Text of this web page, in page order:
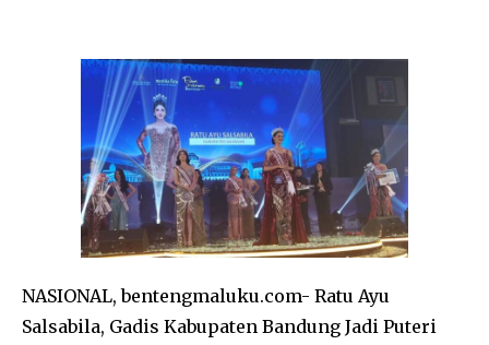
NASIONAL, bentengmaluku.com- Ratu Ayu
Salsabila, Gadis Kabupaten Bandung Jadi Puteri